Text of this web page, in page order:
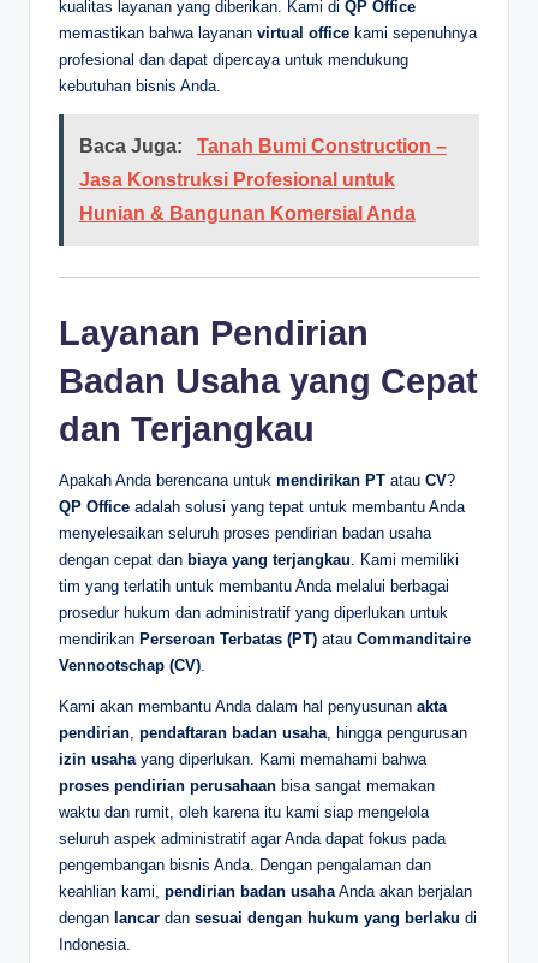
kualitas layanan yang diberikan. Kami di QP Office
memastikan bahwa layanan virtual office kami sepenuhnya
profesional dan dapat dipercaya untuk mendukung
kebutuhan bisnis Anda.
Baca Juga:
Tanah Bumi Construction –
Jasa Konstruksi Profesional untuk
Hunian & Bangunan Komersial Anda
Layanan Pendirian
Badan Usaha yang Cepat
dan Terjangkau
Apakah Anda berencana untuk mendirikan PT atau CV?
QP Office adalah solusi yang tepat untuk membantu Anda
menyelesaikan seluruh proses pendirian badan usaha
dengan cepat dan biaya yang terjangkau . Kami memiliki
tim yang terlatih untuk membantu Anda melalui berbagai
prosedur hukum dan administratif yang diperlukan untuk
mendirikan Perseroan Terbatas (PT) atau Commanditaire
Vennootschap (CV)
Kami akan membantu Anda dalam hal penyusunan akta
pendirian pendaftaran badan usaha , hingga pengurusan
izin usaha yang diperlukan. Kami memahami bahwa
proses pendirian perusahaan bisa sangat memakan
waktu dan rumit, oleh karena itu kami siap mengelola
seluruh aspek administratif agar Anda dapat fokus pada
pengembangan bisnis Anda. Dengan pengalaman dan
keahlian kami, pendirian badan usaha Anda akan berjalan
dengan lancar dan sesuai dengan hukum yang berlaku di
Indonesia.